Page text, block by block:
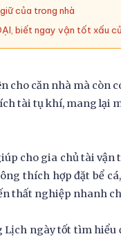
của trong nhà
biết ngay vận tốt xấu
cho căn nhà mà còn
tài tụ khí, mang lại
cho gia chủ tài
thích hợp đặt bể
thất nghiệp nhanh
ngày tốt tìm hiểu